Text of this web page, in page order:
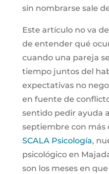
sin nombrarse sale
Este artículo no va
de entender qué
cuando una pareja
tiempo juntos del
expectativas no
en fuente de
sentido pedir ayuda
septiembre con más
SCALA Psicología,
psicológico en
son los meses en